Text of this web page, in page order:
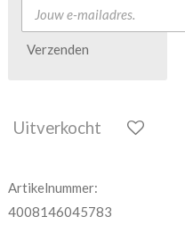
Verzenden
Uitverkocht
Artikelnummer:
4008146045783